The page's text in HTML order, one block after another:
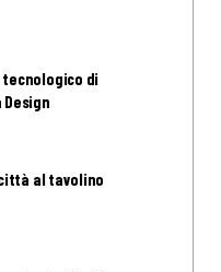
tecnologico di
al tavolino